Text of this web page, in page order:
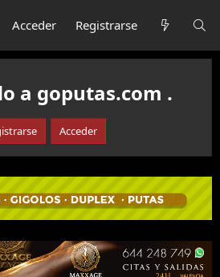
Acceder Registrarse
a goputas.com .
Acceder